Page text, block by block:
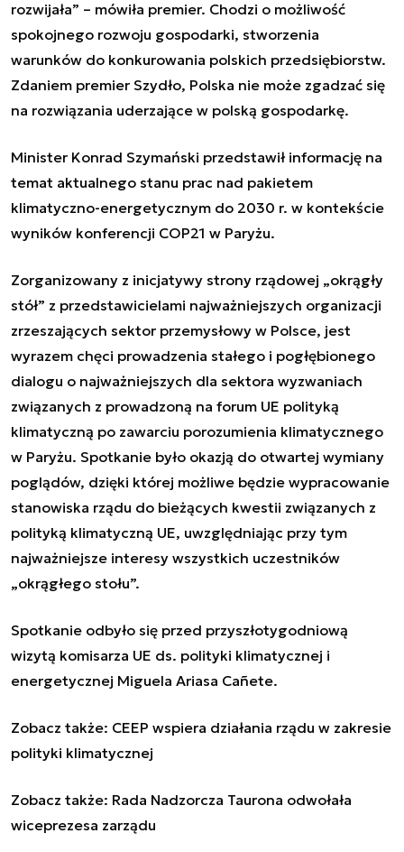
rozwijała” – mówiła premier. Chodzi o możliwość
spokojnego rozwoju gospodarki, stworzenia
warunków do konkurowania polskich przedsiębiorstw.
Zdaniem premier Szydło, Polska nie może zgadzać się
na rozwiązania uderzające w polską gospodarkę.
Minister Konrad Szymański przedstawił informację na
temat aktualnego stanu prac nad pakietem
klimatyczno-energetycznym do 2030 r. w kontekście
wyników konferencji COP21 w Paryżu.
Zorganizowany z inicjatywy strony rządowej „okrągły
stół” z przedstawicielami najważniejszych organizacji
zrzeszających sektor przemysłowy w Polsce, jest
wyrazem chęci prowadzenia stałego i pogłębionego
dialogu o najważniejszych dla sektora wyzwaniach
związanych z prowadzoną na forum UE polityką
klimatyczną po zawarciu porozumienia klimatycznego
w Paryżu. Spotkanie było okazją do otwartej wymiany
poglądów, dzięki której możliwe będzie wypracowanie
stanowiska rządu do bieżących kwestii związanych z
polityką klimatyczną UE, uwzględniając przy tym
najważniejsze interesy wszystkich uczestników
„okrągłego stołu”.
Spotkanie odbyło się przed przyszłotygodniową
wizytą komisarza UE ds. polityki klimatycznej i
energetycznej Miguela Ariasa Cañete.
Zobacz także: CEEP wspiera działania rządu w zakresie
polityki klimatycznej
Zobacz także: Rada Nadzorcza Taurona odwołała
wiceprezesa zarządu